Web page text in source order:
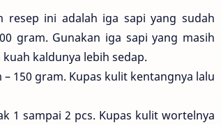
resep ini adalah iga sapi yang sudah
gram. Gunakan iga sapi yang masih
kaldunya lebih sedap.
150 gram. Kupas kulit kentangnya lalu
1 sampai 2 pcs. Kupas kulit wortelnya